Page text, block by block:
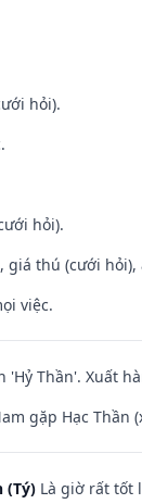
hỏi).
hỏi).
giá thú (cưới hỏi),
việc.
'Hỷ Thần'. Xuất
gặp Hạc Thần
(Tý) Là giờ rất tốt